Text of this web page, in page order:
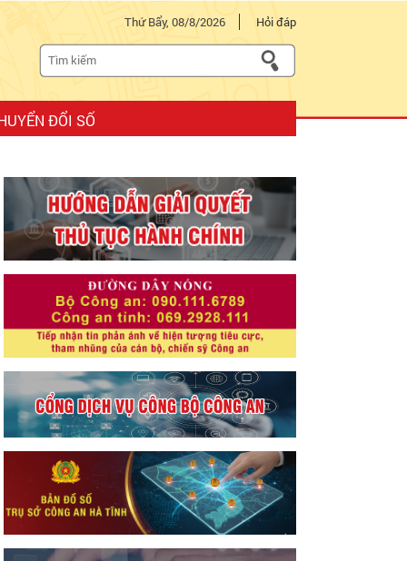
Thứ Bẩy, 08/8/2026 Hỏi đáp
ĐỔI SỐ